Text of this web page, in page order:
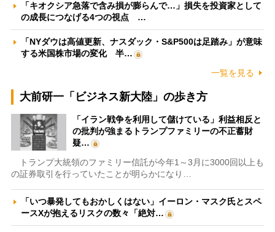
「キオクシア急落で含み損が膨らんで…」損失を投資家として
の成長につなげる4つの視点 …
「NYダウは高値更新、ナスダック・S&P500は足踏み」が意味
する米国株市場の変化 半…
一覧を見る
大前研一「ビジネス新大陸」の歩き方
「イラン戦争を利用して儲けている」利益相反と
の批判が強まるトランプファミリーの不正蓄財
疑…
トランプ大統領のファミリー信託が今年1～3月に3000回以上も
の証券取引を行っていたことが明らかになり…
「いつ暴発してもおかしくはない」イーロン・マスク氏とスペ
ースXが抱えるリスクの数々「絶対…